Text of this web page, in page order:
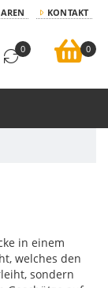
KONTAKT
0 0
in einem
welches den
sondern